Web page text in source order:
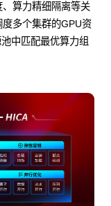
算力精细隔离等关
多个集群的GPU资
中匹配最优算力组